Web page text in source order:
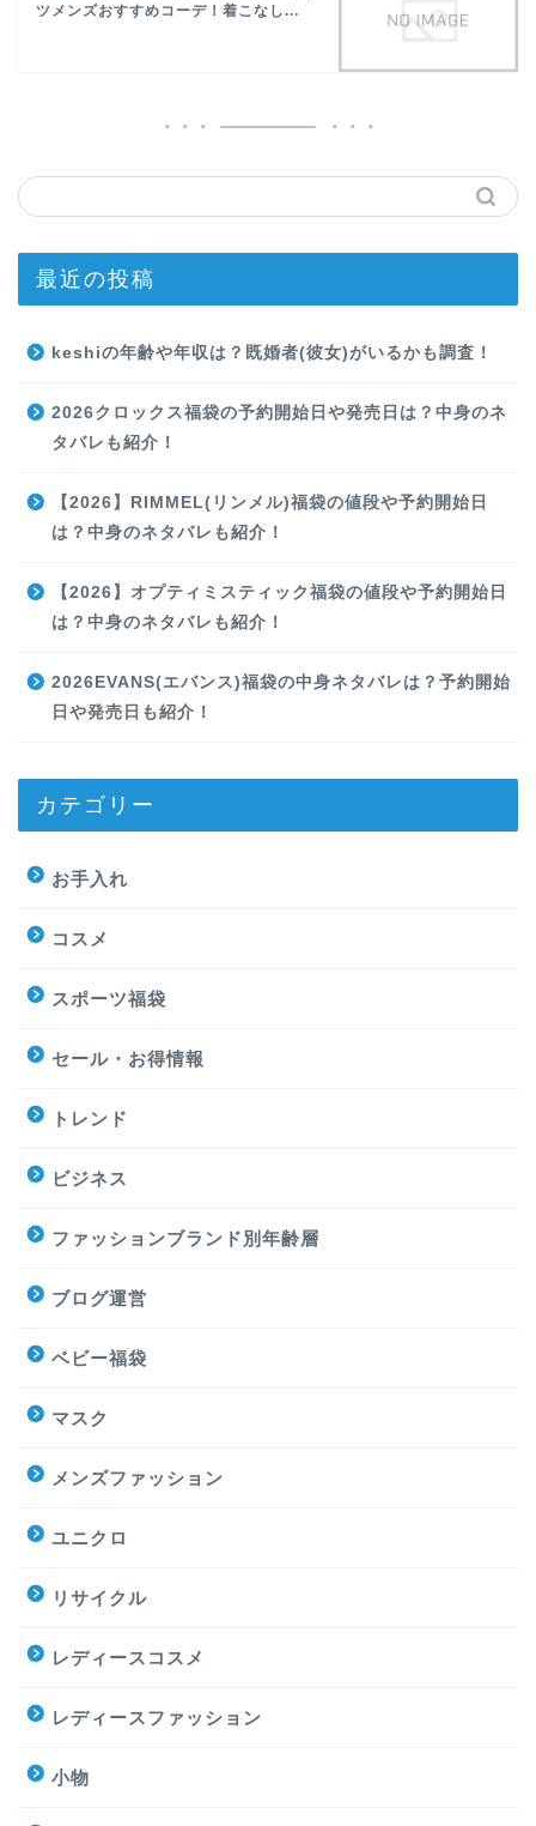
ツメンズおすすめコーデ！着こなし...
最近の投稿
keshiの年齢や年収は？既婚者(彼女)がいるかも調査！
2026クロックス福袋の予約開始日や発売日は？中身のネ
タバレも紹介！
【2026】RIMMEL(リンメル)福袋の値段や予約開始日
は？中身のネタバレも紹介！
【2026】オプティミスティック福袋の値段や予約開始日
は？中身のネタバレも紹介！
2026EVANS(エバンス)福袋の中身ネタバレは？予約開始
日や発売日も紹介！
カテゴリー
お手入れ
コスメ
スポーツ福袋
セール・お得情報
トレンド
ビジネス
ファッションブランド別年齢層
ブログ運営
ベビー福袋
マスク
メンズファッション
ユニクロ
リサイクル
レディースコスメ
レディースファッション
小物